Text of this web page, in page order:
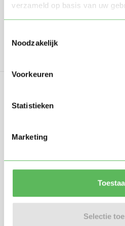
verzameld op basis van uw
Noodzakelijk
Voorkeuren
Statistieken
Marketing
Selectie
Gratis
Oppasland is een online
gastouders met elkaar in